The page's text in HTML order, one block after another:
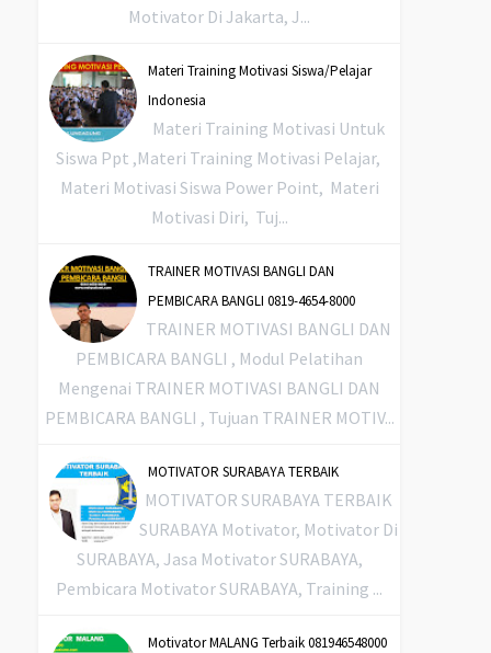
Motivator Di Jakarta, J...
Materi Training Motivasi Siswa/Pelajar
Indonesia
Materi Training Motivasi Untuk
Siswa Ppt ,Materi Training Motivasi Pelajar,
Materi Motivasi Siswa Power Point, Materi
Motivasi Diri, Tuj...
TRAINER MOTIVASI BANGLI DAN
PEMBICARA BANGLI 0819-4654-8000
TRAINER MOTIVASI BANGLI DAN
PEMBICARA BANGLI , Modul Pelatihan
Mengenai TRAINER MOTIVASI BANGLI DAN
PEMBICARA BANGLI , Tujuan TRAINER MOTIV...
MOTIVATOR SURABAYA TERBAIK
MOTIVATOR SURABAYA TERBAIK
SURABAYA Motivator, Motivator Di
SURABAYA, Jasa Motivator SURABAYA,
Pembicara Motivator SURABAYA, Training ...
Motivator MALANG Terbaik 081946548000